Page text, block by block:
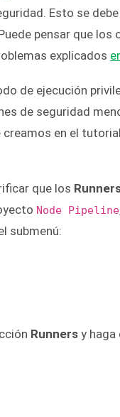
Esto se
pensar que
explicados
de ejecución
de seguridad
creamos en el
que los
Node Pipeline
submenú:
Runners y haga